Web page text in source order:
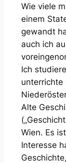
Wie viele
einem
gewandt
auch ich
Ich
unterrichte
Alte
Wien. Es
Interesse